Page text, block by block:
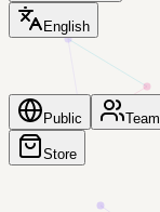
English
Public Team
Store